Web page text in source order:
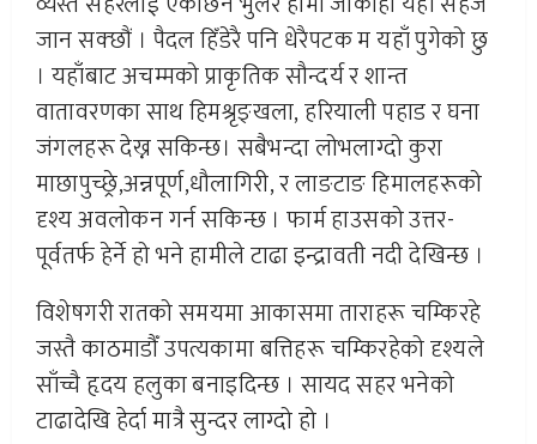
जान सक्छौं । पैदल हिँडेरै पनि धेरैपटक म यहाँ पुगेको छु
। यहाँबाट अचम्मको प्राकृतिक सौन्दर्य र शान्त
वातावरणका साथ हिमश्रृङ्खला, हरियाली पहाड र घना
जंगलहरू देख्न सकिन्छ। सबैभन्दा लोभलाग्दो कुरा
माछापुच्छ्रे,अन्नपूर्ण,धौलागिरी, र लाङटाङ हिमालहरूको
दृश्य अवलोकन गर्न सकिन्छ । फार्म हाउसको उत्तर-
पूर्वतर्फ हेर्ने हो भने हामीले टाढा इन्द्रावती नदी देखिन्छ ।
विशेषगरी रातको समयमा आकासमा ताराहरू चम्किरहे
जस्तै काठमाडौँ उपत्यकामा बत्तिहरू चम्किरहेको दृश्यले
साँच्चै हृदय हलुका बनाइदिन्छ । सायद सहर भनेको
टाढादेखि हेर्दा मात्रै सुन्दर लाग्दो हो ।